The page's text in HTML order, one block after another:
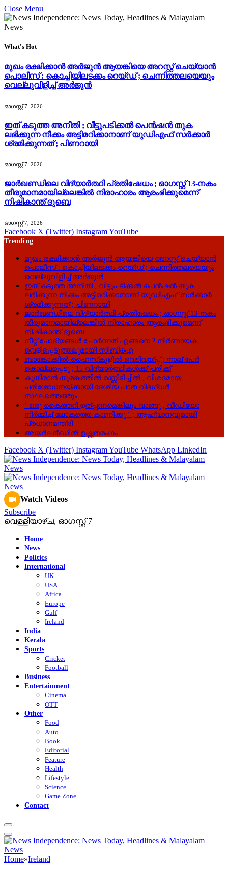
Close Menu
What's Hot
മുഖം രക്ഷിക്കാൻ അർജുൻ ആയങ്കിയെ അറസ്റ്റ് ചെയ്യാൻ
പൊലീസ് : കൊച്ചിയിലടക്കം റെയ്ഡ് ; ചെന്നിത്തലയെയും
വെല്ലുവിളിച്ച് അർജുൻ
ഓഗസ്റ്റ്‌ 7, 2026
ഇത് കടുത്ത അനീതി ; വീട്ടുപടിക്കൽ പെൻഷൻ തുക
ലഭിക്കുന്ന നീക്കം അട്ടിമറിക്കാനാണ് യുഡിഎഫ് സർക്കാർ
ശ്രമിക്കുന്നത് ; പിണറായി
ഓഗസ്റ്റ്‌ 7, 2026
ജാർഖണ്ഡിലെ വിദ്യാർത്ഥി പ്രതിഷേധം ; ഓഗസ്റ്റ് 13-നകം
തീരുമാനമായില്ലെങ്കിൽ നിരാഹാരം ആരംഭിക്കുമെന്ന്
നിഷികാന്ത് ദുബെ
ഓഗസ്റ്റ്‌ 7, 2026
Facebook X (Twitter) InstagramYouTube
Trending
മുഖം രക്ഷിക്കാൻ അർജുൻ ആയങ്കിയെ അറസ്റ്റ് ചെയ്യാൻ
പൊലീസ് : കൊച്ചിയിലടക്കം റെയ്ഡ് ; ചെന്നിത്തലയെയും
വെല്ലുവിളിച്ച് അർജുൻ
ഇത് കടുത്ത അനീതി ; വീട്ടുപടിക്കൽ പെൻഷൻ തുക
ലഭിക്കുന്ന നീക്കം അട്ടിമറിക്കാനാണ് യുഡിഎഫ് സർക്കാർ
ശ്രമിക്കുന്നത് ; പിണറായി
ജാർഖണ്ഡിലെ വിദ്യാർത്ഥി പ്രതിഷേധം ; ഓഗസ്റ്റ് 13-നകം
തീരുമാനമായില്ലെങ്കിൽ നിരാഹാരം ആരംഭിക്കുമെന്ന്
നിഷികാന്ത് ദുബെ
നീറ്റ് ചോദ്യങ്ങൾ ചോർന്നത് എങ്ങനെ ? നിർണായക
വെളിപ്പെടുത്തലുമായി സിബിഐ
ബാങ്കോക്കിൽ ഹൈസ്‌കൂളിൽ വെടിവയ്പ്പ് ; നാല് പേർ
കൊല്ലപ്പെട്ടു ; 15 വിദ്യാർത്ഥികൾക്ക് പരിക്ക്
കുതിരാൻ തുരങ്കത്തിൽ മണ്ണിടിച്ചിൽ ; വിശദമായ
പരിശോധനയ്ക്കായി ദേശീയ പാത വിദഗ്ധർ
സ്ഥലത്തെത്തും
‘ ഒരു കൈത്തറി ഉത്പ്പന്നമെങ്കിലും വാങ്ങൂ , വീഡിയോ
നിർമ്മിച്ച് ലോകത്തെ കാണിക്കൂ ‘ ; ആഹ്വാനവുമായി
പ്രധാനമന്ത്രി
അയർലൻഡിൽ ഉഷ്ണതരംഗം
Facebook X (Twitter) InstagramYouTube WhatsApp LinkedIn
Watch Videos
Subscribe
വെള്ളിയാഴ്‌ച, ഓഗസ്റ്റ്‌ 7
Home
News
Politics
International
UK
USA
Africa
Europe
Gulf
Ireland
India
Kerala
Sports
Cricket
Football
Business
Entertainment
Cinema
OTT
Other
Food
Auto
Book
Editorial
Feature
Health
Lifestyle
Science
Game Zone
Contact
Home»Ireland